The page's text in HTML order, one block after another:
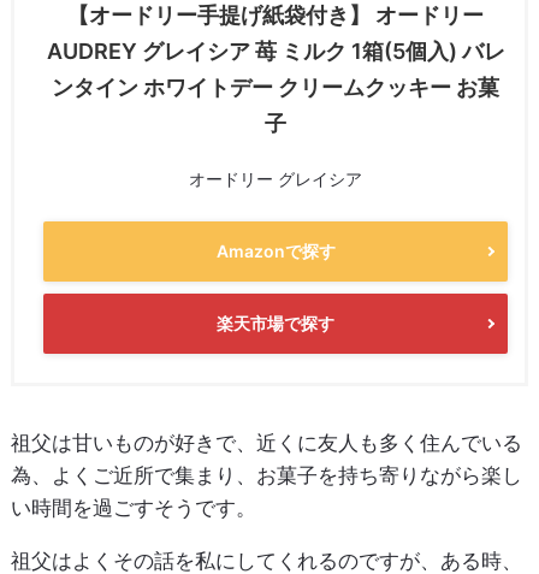
【オードリー手提げ紙袋付き】 オードリー
AUDREY グレイシア 苺 ミルク 1箱(5個入) バレ
ンタイン ホワイトデー クリームクッキー お菓
子
オードリー グレイシア
Amazonで探す
楽天市場で探す
祖父は甘いものが好きで、近くに友人も多く住んでいる
為、よくご近所で集まり、お菓子を持ち寄りながら楽し
い時間を過ごすそうです。
祖父はよくその話を私にしてくれるのですが、ある時、